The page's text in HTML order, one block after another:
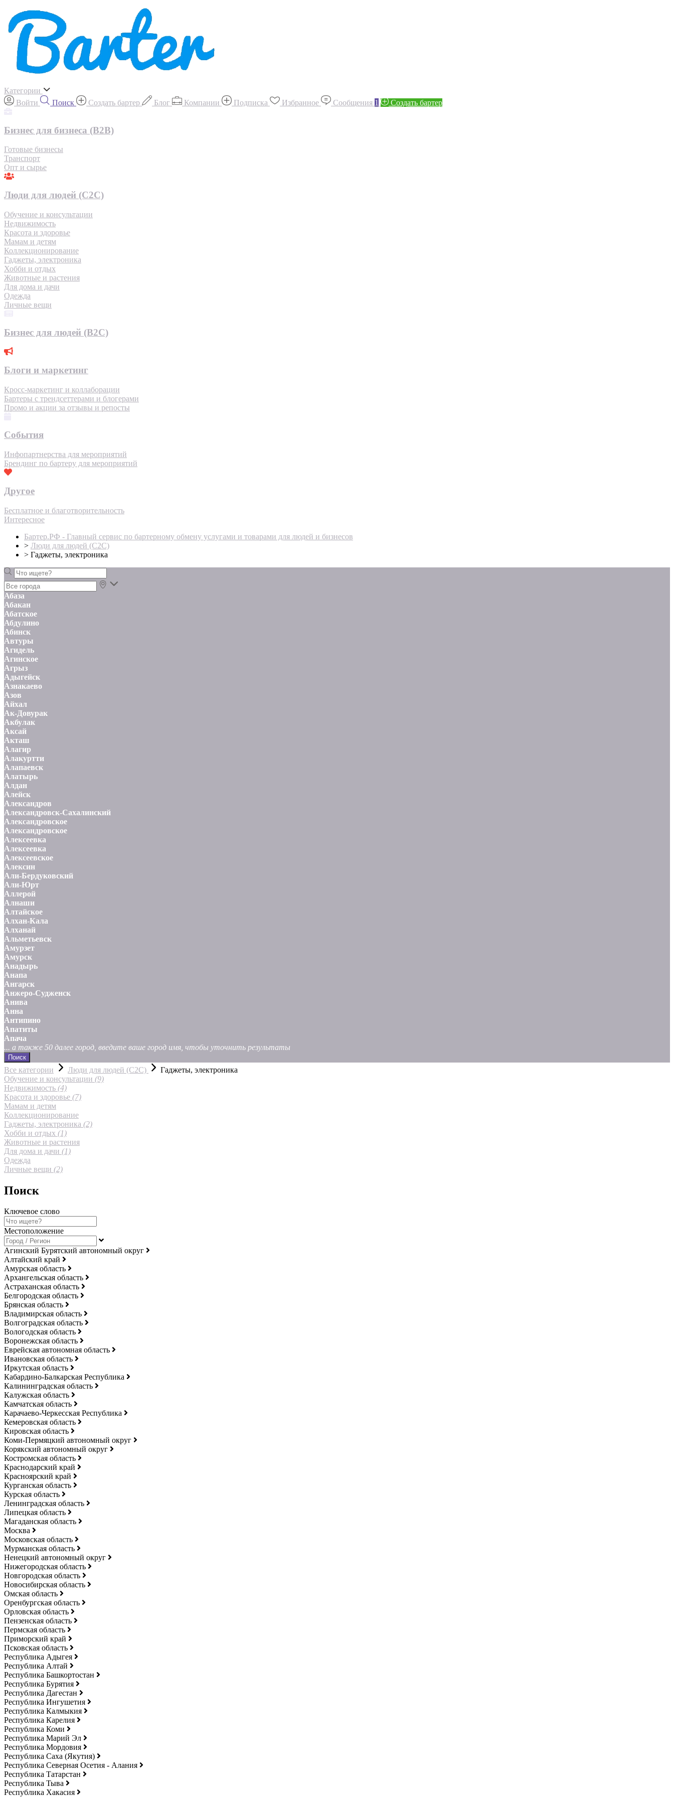
Категории
Войти
Поиск Создать бартер Блог Компании Подписка Избранное Сообщения 1 Создать бартер
Бизнес для бизнеса (B2B)
Готовые бизнесы
Транспорт
Опт и сырье
Люди для людей (С2С)
Обучение и консультации
Недвижимость
Красота и здоровье
Мамам и детям
Коллекционирование
Гаджеты, электроника
Хобби и отдых
Животные и растения
Для дома и дачи
Одежда
Личные вещи
Бизнес для людей (B2C)
Блоги и маркетинг
Кросс-маркетинг и коллаборации
Бартеры с трендсеттерами и блогерами
Промо и акции за отзывы и репосты
События
Инфопартнерства для мероприятий
Брендинг по бартеру для мероприятий
Другое
Бесплатное и благотворительность
Интересное
Бартер.РФ - Главный сервис по бартерному обмену услугами и товарами для людей и бизнесов
> Люди для людей (С2С)
> Гаджеты, электроника
Абаза
Абакан
Абатское
Абдулино
Абинск
Автуры
Агидель
Агинское
Агрыз
Адыгейск
Азнакаево
Азов
Айхал
Ак-Довурак
Акбулак
Аксай
Акташ
Алагир
Алакуртти
Алапаевск
Алатырь
Алдан
Алейск
Александров
Александровск-Сахалинский
Александровское
Александровское
Алексеевка
Алексеевка
Алексеевское
Алексин
Али-Бердуковский
Али-Юрт
Аллерой
Алнаши
Алтайское
Алхан-Кала
Алханай
Альметьевск
Амурзет
Амурск
Анадырь
Анапа
Ангарск
Анжеро-Судженск
Анива
Анна
Антипино
Апатиты
Апача
... а также 50 далее город, введите ваше город имя, чтобы уточнить результаты
Поиск
Все категории Люди для людей (С2С)
Гаджеты, электроника
Обучение и консультации (9)
Недвижимость (4)
Красота и здоровье (7)
Мамам и детям
Коллекционирование
Гаджеты, электроника (2)
Хобби и отдых (1)
Животные и растения
Для дома и дачи (1)
Одежда
Личные вещи (2)
Поиск
Ключевое слово
Местоположение
Агинский Бурятский автономный округ
Алтайский край
Амурская область
Архангельская область
Астраханская область
Белгородская область
Брянская область
Владимирская область
Волгоградская область
Вологодская область
Воронежская область
Еврейская автономная область
Ивановская область
Иркутская область
Кабардино-Балкарская Республика
Калининградская область
Калужская область
Камчатская область
Карачаево-Черкесская Республика
Кемеровская область
Кировская область
Коми-Пермяцкий автономный округ
Корякский автономный округ
Костромская область
Краснодарский край
Красноярский край
Курганская область
Курская область
Ленинградская область
Липецкая область
Магаданская область
Москва
Московская область
Мурманская область
Ненецкий автономный округ
Нижегородская область
Новгородская область
Новосибирская область
Омская область
Оренбургская область
Орловская область
Пензенская область
Пермская область
Приморский край
Псковская область
Республика Адыгея
Республика Алтай
Республика Башкортостан
Республика Бурятия
Республика Дагестан
Республика Ингушетия
Республика Калмыкия
Республика Карелия
Республика Коми
Республика Марий Эл
Республика Мордовия
Республика Саха (Якутия)
Республика Северная Осетия - Алания
Республика Татарстан
Республика Тыва
Республика Хакасия